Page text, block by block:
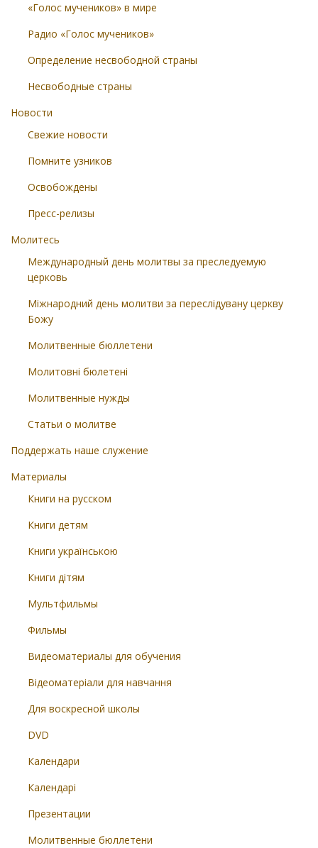
«Голос мучеников» в мире
Радио «Голос мучеников»
Определение несвободной страны
Несвободные страны
Новости
Свежие новости
Помните узников
Освобождены
Пресс-релизы
Молитесь
Международный день молитвы за преследуемую
церковь
Міжнародний день молитви за переслідувану церкву
Божу
Молитвенные бюллетени
Молитовні бюлетені
Молитвенные нужды
Статьи о молитве
Поддержать наше служение
Материалы
Книги на русском
Книги детям
Книги українською
Книги дітям
Мультфильмы
Фильмы
Видеоматериалы для обучения
Відеоматеріали для навчання
Для воскресной школы
DVD
Календари
Календарі
Презентации
Молитвенные бюллетени